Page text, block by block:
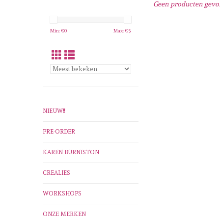
Min: €0 Max: €5
NIEUW!!
PRE-ORDER
KAREN BURNISTON
CREALIES
WORKSHOPS
ONZE MERKEN
Geen producten